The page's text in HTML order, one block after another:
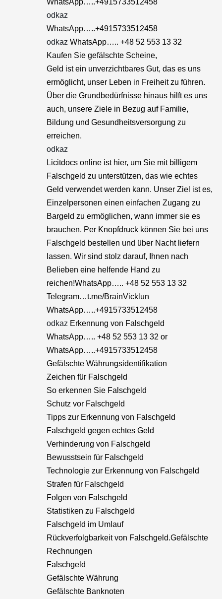
WhatsApp…..+4915733512458
odkaz
WhatsApp…..+4915733512458
odkaz WhatsApp….. +48 52 553 13 32
Kaufen Sie gefälschte Scheine,
Geld ist ein unverzichtbares Gut, das es uns
ermöglicht, unser Leben in Freiheit zu führen.
Über die Grundbedürfnisse hinaus hilft es uns
auch, unsere Ziele in Bezug auf Familie,
Bildung und Gesundheitsversorgung zu
erreichen.
odkaz
Licitdocs online ist hier, um Sie mit billigem
Falschgeld zu unterstützen, das wie echtes
Geld verwendet werden kann. Unser Ziel ist es,
Einzelpersonen einen einfachen Zugang zu
Bargeld zu ermöglichen, wann immer sie es
brauchen. Per Knopfdruck können Sie bei uns
Falschgeld bestellen und über Nacht liefern
lassen. Wir sind stolz darauf, Ihnen nach
Belieben eine helfende Hand zu
reichen!WhatsApp….. +48 52 553 13 32
Telegram…t.me/BrainVicklun
WhatsApp…..+4915733512458
odkaz Erkennung von Falschgeld
WhatsApp….. +48 52 553 13 32 or
WhatsApp…..+4915733512458
Gefälschte Währungsidentifikation
Zeichen für Falschgeld
So erkennen Sie Falschgeld
Schutz vor Falschgeld
Tipps zur Erkennung von Falschgeld
Falschgeld gegen echtes Geld
Verhinderung von Falschgeld
Bewusstsein für Falschgeld
Technologie zur Erkennung von Falschgeld
Strafen für Falschgeld
Folgen von Falschgeld
Statistiken zu Falschgeld
Falschgeld im Umlauf
Rückverfolgbarkeit von Falschgeld.Gefälschte
Rechnungen
Falschgeld
Gefälschte Währung
Gefälschte Banknoten